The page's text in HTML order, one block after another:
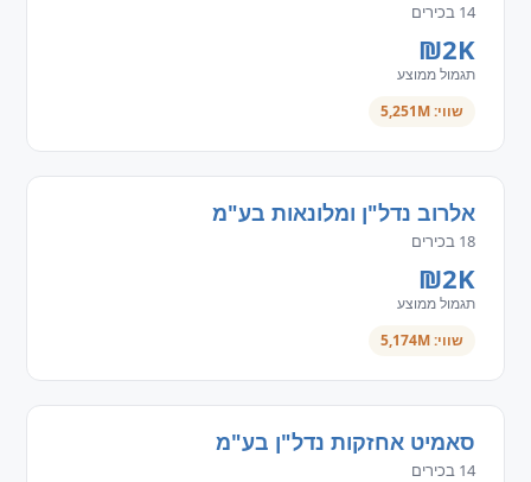
14 בכירים
₪2K
תגמול ממוצע
שווי: 5,251M
אלרוב נדל"ן ומלונאות בע"מ
18 בכירים
₪2K
תגמול ממוצע
שווי: 5,174M
סאמיט אחזקות נדל"ן בע"מ
14 בכירים